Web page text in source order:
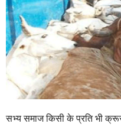
सभ्य समाज किसी के प्रति भी